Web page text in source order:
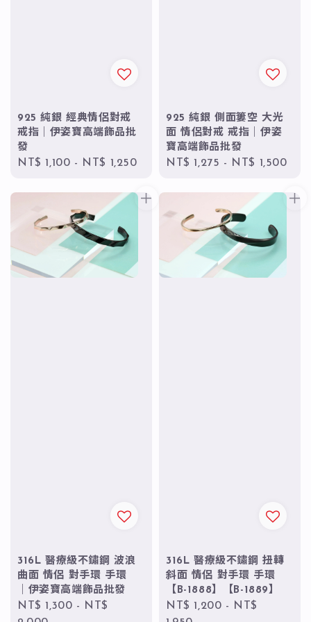
925 純銀 經典情侶對戒
戒指｜伊姿寶高端飾品批
發
Regular
NT$ 1,100 - NT$ 1,250
925 純銀 側面簍空 大光
面 情侶對戒 戒指｜伊姿
寶高端飾品批發
Regular
NT$ 1,275 - NT$ 1,500
316L 醫療級不鏽鋼 波浪
曲面 情侶 對手環 手環
｜伊姿寶高端飾品批發
Regular
NT$ 1,300 -
NT$
316L 醫療級不鏽鋼 扭轉
斜面 情侶 對手環 手環
【B-1888】【B-1889】
Regular
NT$ 1,200 -
NT$